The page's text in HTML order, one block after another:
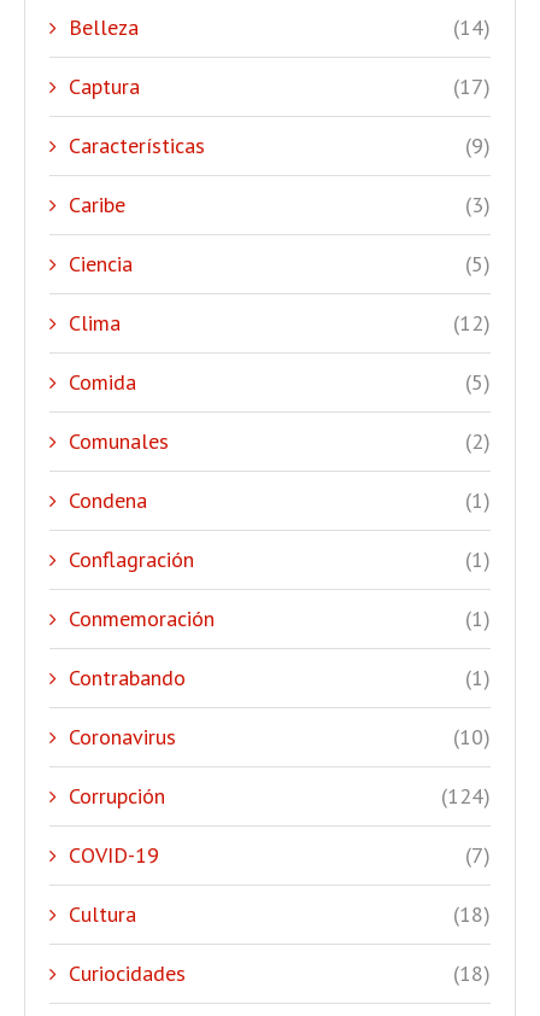
Belleza (14)
Captura (17)
Características (9)
Caribe (3)
Ciencia (5)
Clima (12)
Comida (5)
Comunales (2)
Condena (1)
Conflagración (1)
Conmemoración (1)
Contrabando (1)
Coronavirus (10)
Corrupción (124)
COVID-19 (7)
Cultura (18)
Curiocidades (18)